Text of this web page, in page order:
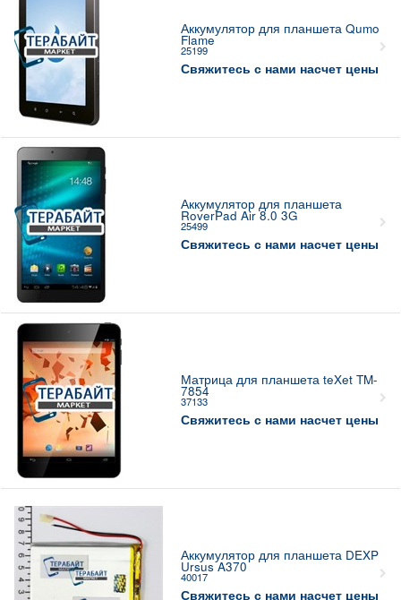
Аккумулятор для планшета Qumo
Flame
25199
Свяжитесь с нами насчет цены
Аккумулятор для планшета
RoverPad Air 8.0 3G
25499
Свяжитесь с нами насчет цены
Матрица для планшета teXet TM-
7854
37133
Свяжитесь с нами насчет цены
Аккумулятор для планшета DEXP
Ursus A370
40017
Свяжитесь с нами насчет цены